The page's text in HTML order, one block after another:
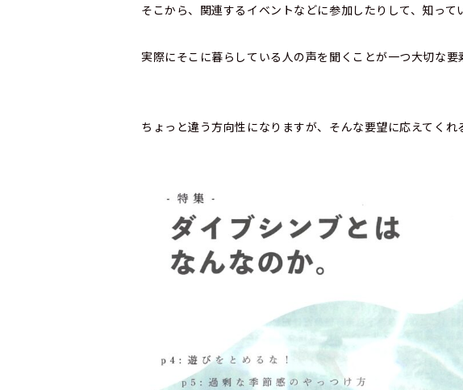
そこから、関連するイベントなどに参加したりして、知っ
実際にそこに暮らしている人の声を聞くことが一つ大切な要
ちょっと違う方向性になりますが、そんな要望に応えてく